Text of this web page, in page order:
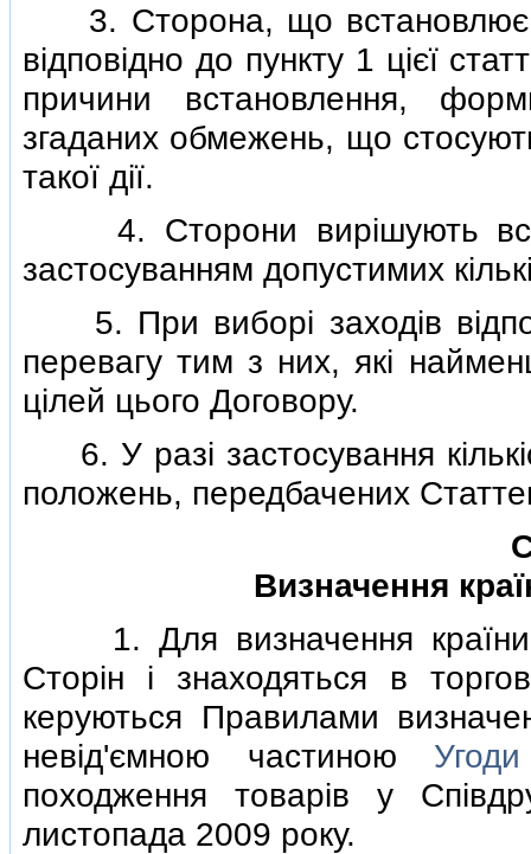
3. Сторона, що встановлює
вiдповiдно до пункту 1 цiєї
причини встановлення,
згаданих обмежень, що
такої дiї.
4. Сторони вирiшують всi
застосуванням допустимих
5. При виборi заходiв
перевагу тим з них, якi
цiлей цього Договору.
6. У разi застосування
положень, передбачених
Визначення
1. Для визначення країни
Сторiн i знаходяться в
керуються Правилами
невiд'ємною частиною Угоди
походження товарiв у
листопада 2009 року.